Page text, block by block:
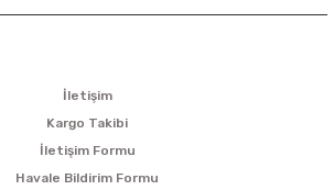
İletişim
Kargo Takibi
İletişim Formu
Havale Bildirim Formu